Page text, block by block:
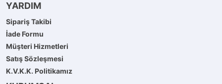
YARDIM
Sipariş Takibi
İade Formu
Müşteri Hizmetleri
Satış Sözleşmesi
K.V.K.K. Politikamız